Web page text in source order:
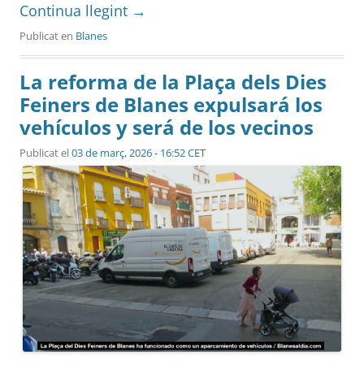
Continua llegint →
Publicat en Blanes
La reforma de la Plaça dels Dies
Feiners de Blanes expulsará los
vehículos y será de los vecinos
Publicat el03 de març, 2026 - 16:52 CET